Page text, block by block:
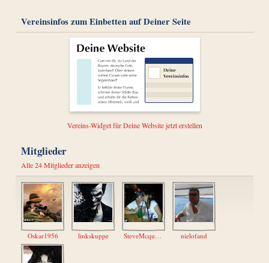
Vereinsinfos zum Einbetten auf Deiner Seite
Vereins-Widget für Deine Website jetzt erstellen
Mitglieder
Alle 24 Mitglieder anzeigen
Oskar1956 linkskuppe SteveMcqueen nielofand